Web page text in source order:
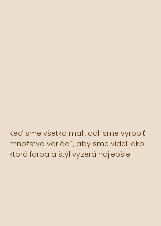
Keď sme všetko mali, dali sme vyrobiť
množstvo variácií, aby sme videli ako
ktorá farba a štýl vyzerá najlepšie.